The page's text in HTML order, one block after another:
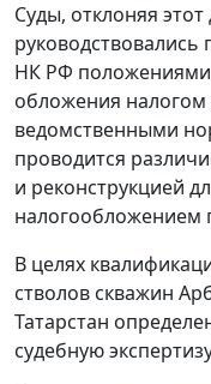
Суды, отклоняя
НК РФ положениями
обложения
ведомственными
проводится
и реконструкцией
налогообложением
В целях
стволов скважин
Татарстан
судебную